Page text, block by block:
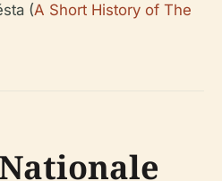
(A Short History of The